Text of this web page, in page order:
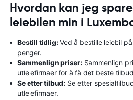
Hvordan kan jeg
leiebilen min i
Bestill tidlig: Ved å bestille leiebil
penger.
Sammenlign priser: Sammenlign
utleiefirmaer for å få det beste
Se etter tilbud: Se etter
utleiefirmaer.